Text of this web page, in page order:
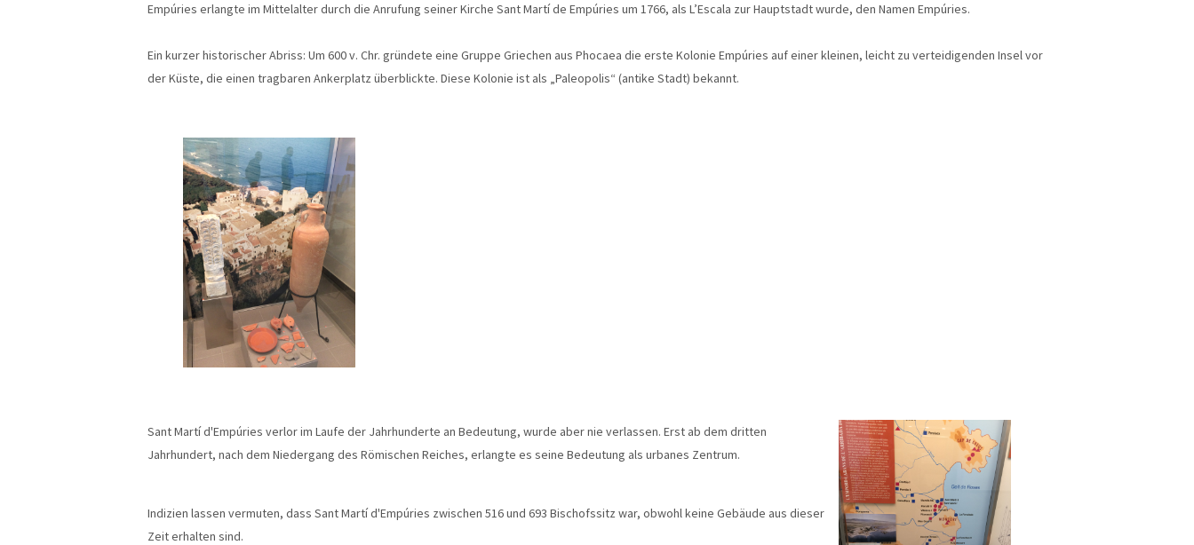
Empúries erlangte im Mittelalter durch die Anrufung seiner Kirche Sant Martí de Empúries um 1766, als L’Escala zur Hauptstadt wurde, den Namen Empúries.
Ein kurzer historischer Abriss: Um 600 v. Chr. gründete eine Gruppe Griechen aus Phocaea die erste Kolonie Empúries auf einer kleinen, leicht zu verteidigenden Insel vor
der Küste, die einen tragbaren Ankerplatz überblickte. Diese Kolonie ist als „Paleopolis“ (antike Stadt) bekannt.
Sant Martí d'Empúries verlor im Laufe der Jahrhunderte an Bedeutung, wurde aber nie verlassen. Erst ab dem dritten
Jahrhundert, nach dem Niedergang des Römischen Reiches, erlangte es seine Bedeutung als urbanes Zentrum.
Indizien lassen vermuten, dass Sant Martí d'Empúries zwischen 516 und 693 Bischofssitz war, obwohl keine Gebäude aus dieser
Zeit erhalten sind.